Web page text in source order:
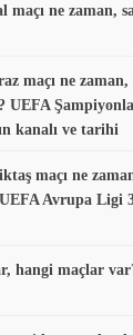
maçı ne zaman,
maçı ne zaman,
UEFA
kanalı ve tarihi
maçı ne
Avrupa Ligi
hangi maçlar